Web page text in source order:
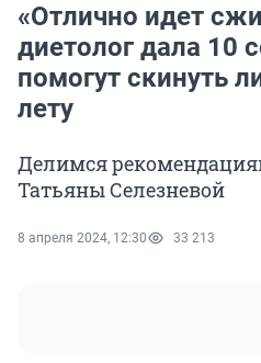
«Отлично идет
диетолог дала 10
помогут скинуть
лету
Делимся
Татьяны Селезневой
8 апреля 2024, 12:30 33 213